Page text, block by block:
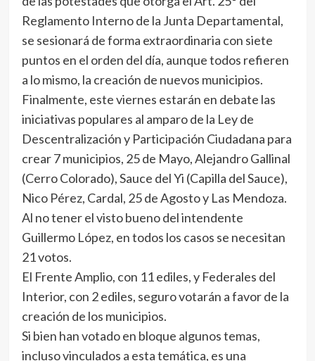
Reglamento Interno de la Junta Departamental,
se sesionará de forma extraordinaria con siete
puntos en el orden del día, aunque todos refieren
a lo mismo, la creación de nuevos municipios.
Finalmente, este viernes estarán en debate las
iniciativas populares al amparo de la Ley de
Descentralización y Participación Ciudadana para
crear 7 municipios, 25 de Mayo, Alejandro Gallinal
(Cerro Colorado), Sauce del Yi (Capilla del Sauce),
Nico Pérez, Cardal, 25 de Agosto y Las Mendoza.
Al no tener el visto bueno del intendente
Guillermo López, en todos los casos se necesitan
21 votos.
El Frente Amplio, con 11 ediles, y Federales del
Interior, con 2 ediles, seguro votarán a favor de la
creación de los municipios.
Si bien han votado en bloque algunos temas,
incluso vinculados a esta temática, es una